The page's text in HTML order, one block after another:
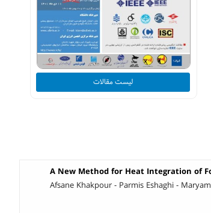
لیست مقالات
A New Method for Heat Integration of
Afsane Khakpour - Parmis Eshaghi -